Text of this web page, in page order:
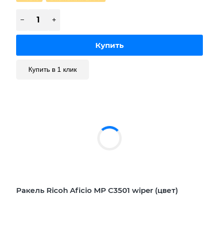
Купить в 1 клик
Ракель Ricoh Aficio MP C3501 wiper (цвет)